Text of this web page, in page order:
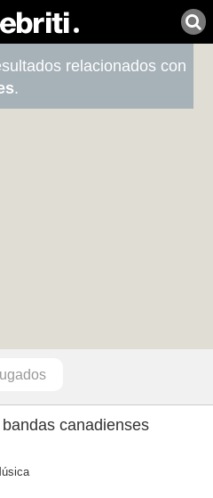
relacionados con
.
canadienses